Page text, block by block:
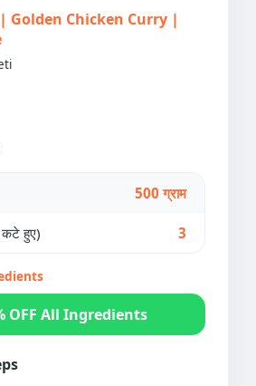
| Golden Chicken Curry |
500 ग्राम
कटे हुए) 3
OFF All Ingredients